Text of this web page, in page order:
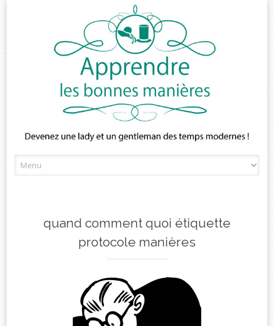
to
quand comment quoi étiquette
protocole manières